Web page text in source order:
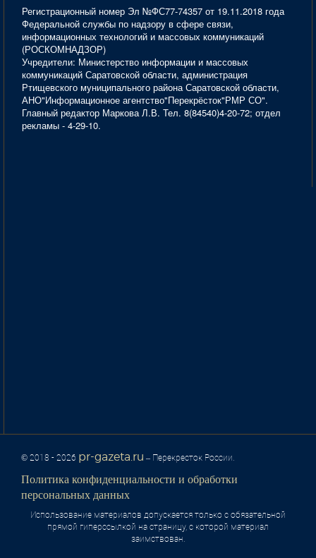
Регистрационный номер Эл №ФС77-74357 от 19.11.2018 года
Федеральной службы по надзору в сфере связи,
информационных технологий и массовых коммуникаций
(РОСКОМНАДЗОР)
Учредители: Министерство информации и массовых
коммуникаций Саратовской области, администрация
Ртищевского муниципального района Саратовской области,
АНО"Информационное агентство"Перекрёсток"РМР СО".
Главный редактор Маркова Л.В. Тел. 8(84540)4-20-72; отдел
рекламы - 4-29-10.
© 2018 - 2026 pr-gazeta.ru – Перекресток России.
Политика конфиденциальности и обработки
персональных данных
Использование материалов допускается только с обязательной
прямой гиперссылкой на страницу, с которой материал
заимствован.